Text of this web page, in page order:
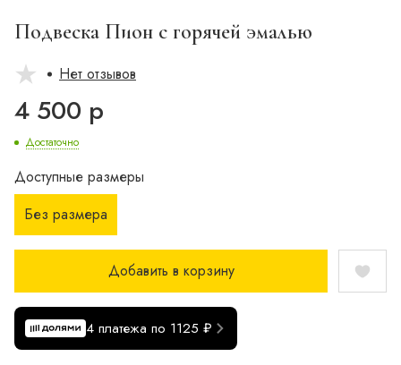
Подвеска Пион с горячей эмалью
Нет отзывов
4 500 р
Достаточно
Доступные размеры
Без размера
Добавить в корзину
4 платежа по 1125 ₽